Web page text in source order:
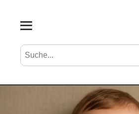
Suche nach Vornamen